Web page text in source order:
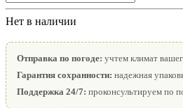
Нет в наличии
Отправка по погоде: учтем климат
Гарантия сохранности: надежная
Поддержка 24/7: проконсультируем по